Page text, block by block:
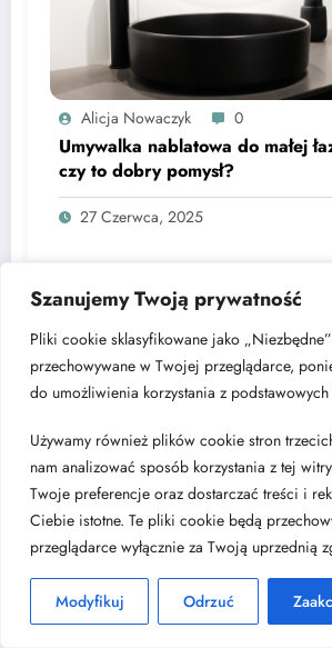
Szanujemy Twoją prywatność
Pliki cookie sklasyfikowane jako
przechowywane w Twojej przeglądarce,
do umożliwienia korzystania z
Używamy również plików cookie stron
nam analizować sposób korzystania z tej
Twoje preferencje oraz dostarczać treści i
Ciebie istotne. Te pliki cookie będą
przeglądarce wyłącznie za Twoją uprzednią
Modyfikuj Odrzuć
Alicja Nowaczyk 0
Umywalka nablatowa do małej
czy to dobry pomysł?
27 Czerwca, 2025
O portalu